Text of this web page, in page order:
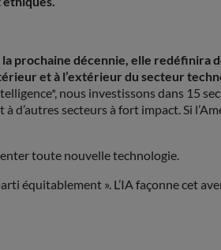
prochaine décennie, elle
et à l’extérieur du secteur
nous investissons dans 15
d’autres secteurs à fort impact. Si
toute nouvelle technologie.
équitablement ». L’IA façonne cet